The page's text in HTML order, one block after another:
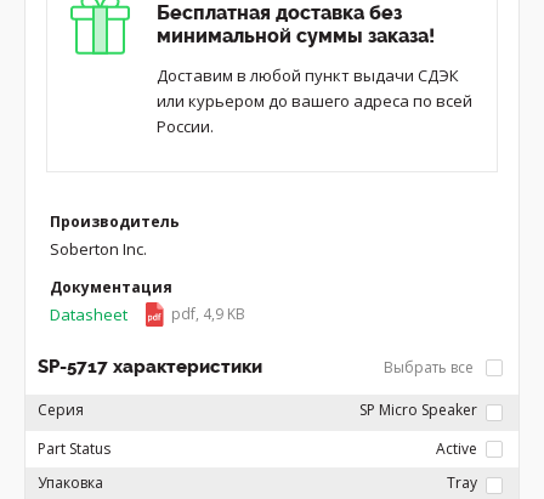
Бесплатная доставка без
минимальной суммы заказа!
Доставим в любой пункт выдачи СДЭК
или курьером до вашего адреса по всей
России.
Производитель
Soberton Inc.
Документация
Datasheet pdf, 4,9 KB
SP-5717 характеристики Выбрать все
Серия
SP Micro Speaker
Part Status
Active
Упаковка
Tray